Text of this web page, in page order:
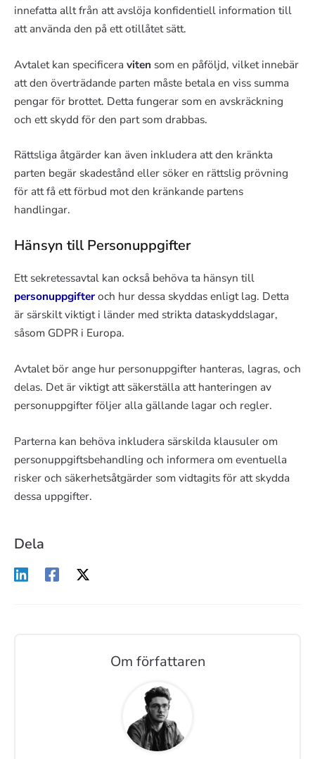
innefatta allt från att avslöja konfidentiell information till
att använda den på ett otillåtet sätt.
Avtalet kan specificera viten som en påföljd, vilket innebär
att den överträdande parten måste betala en viss summa
pengar för brottet. Detta fungerar som en avskräckning
och ett skydd för den part som drabbas.
Rättsliga åtgärder kan även inkludera att den kränkta
parten begär skadestånd eller söker en rättslig prövning
för att få ett förbud mot den kränkande partens
handlingar.
Hänsyn till Personuppgifter
Ett sekretessavtal kan också behöva ta hänsyn till
personuppgifteroch hur dessa skyddas enligt lag. Detta
är särskilt viktigt i länder med strikta dataskyddslagar,
såsom GDPR i Europa.
Avtalet bör ange hur personuppgifter hanteras, lagras, och
delas. Det är viktigt att säkerställa att hanteringen av
personuppgifter följer alla gällande lagar och regler.
Parterna kan behöva inkludera särskilda klausuler om
personuppgiftsbehandling och informera om eventuella
risker och säkerhetsåtgärder som vidtagits för att skydda
dessa uppgifter.
Dela
Om författaren